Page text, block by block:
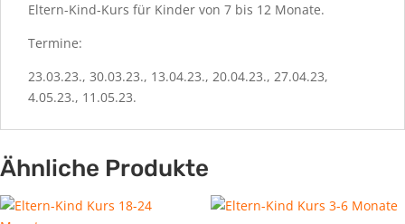
Eltern-Kind-Kurs für Kinder von 7 bis 12 Monate.
Termine:
23.03.23., 30.03.23., 13.04.23., 20.04.23., 27.04.23,
4.05.23., 11.05.23.
Ähnliche Produkte